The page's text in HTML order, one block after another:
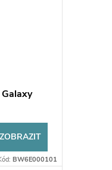
ZOBRAZIT
BW6E000101